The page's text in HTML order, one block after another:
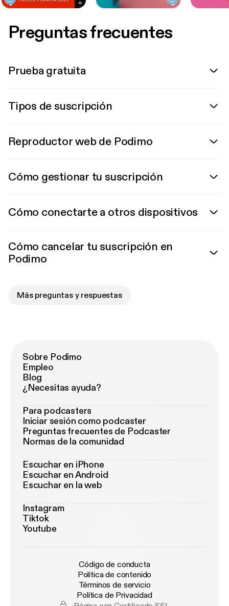
Preguntas frecuentes
Prueba gratuita
Tipos de suscripción
Reproductor web de Podimo
Cómo gestionar tu suscripción
Cómo conectarte a otros dispositivos
Cómo cancelar tu suscripción en
Podimo
Más preguntas y respuestas
Sobre Podimo
Empleo
Blog
¿Necesitas ayuda?
Para podcasters
Iniciar sesión como podcaster
Preguntas frecuentes de Podcaster
Normas de la comunidad
Escuchar en iPhone
Escuchar en Android
Escuchar en la web
Instagram
Tiktok
Youtube
Código de conducta
Política de contenido
Términos de servicio
Política de Privacidad